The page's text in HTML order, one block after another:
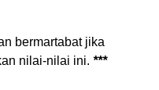
bermartabat jika
nilai-nilai ini. ***